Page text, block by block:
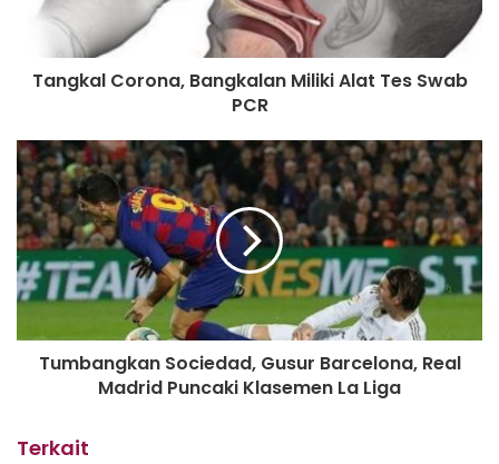
Tangkal Corona, Bangkalan Miliki Alat Tes Swab
PCR
Tumbangkan Sociedad, Gusur Barcelona, Real
Madrid Puncaki Klasemen La Liga
Terkait